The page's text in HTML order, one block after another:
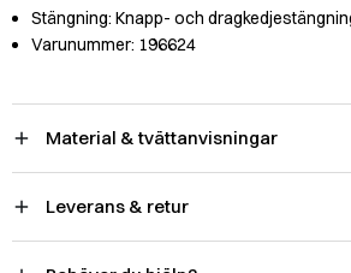
Stängning: Knapp- och
Varunummer: 196624
Material & tvättanvisningar
Leverans & retur